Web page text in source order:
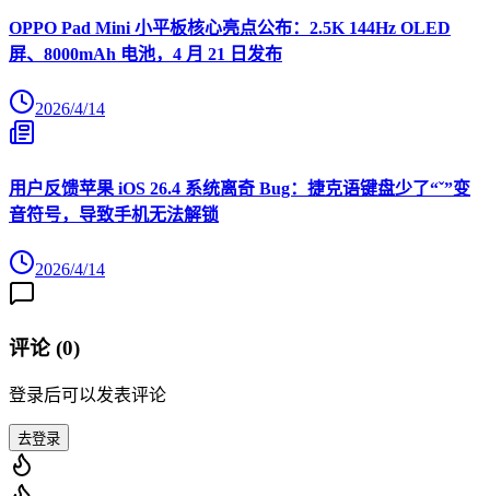
OPPO Pad Mini 小平板核心亮点公布：2.5K 144Hz OLED
屏、8000mAh 电池，4 月 21 日发布
2026/4/14
用户反馈苹果 iOS 26.4 系统离奇 Bug：捷克语键盘少了“ˇ”变
音符号，导致手机无法解锁
2026/4/14
评论 (0)
登录后可以发表评论
去登录